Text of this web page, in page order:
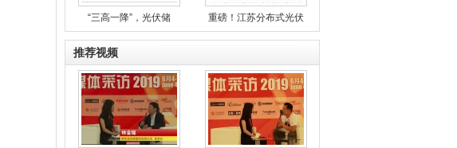
“三高一降”，光伏储 重磅！江苏分布式光伏
推荐视频